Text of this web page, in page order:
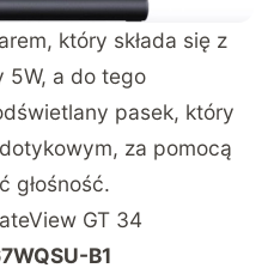
który składa się z
5W, a do tego
pasek, który
za pomocą
głośność.
GT 34
B1